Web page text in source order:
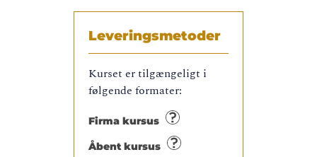
Leveringsmetoder
Kurset er tilgængeligt i
følgende formater:
Firma kursus
Åbent kursus